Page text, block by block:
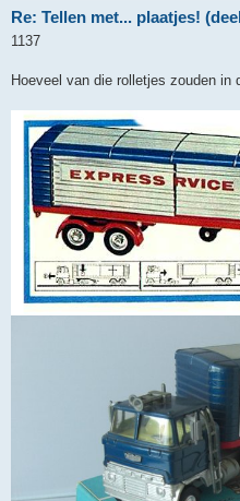
Re: Tellen met... plaatjes!
1137
Hoeveel van die rolletjes zouden in